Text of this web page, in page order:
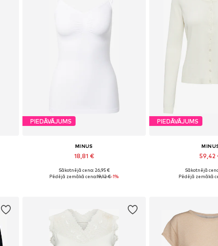
PIEDĀVĀJUMS
MINUS
18,81 €
Pieejamie izmēri: S, M, L
Sākotnējā cena: 26,95 €
Pēdējā zemākā cena:19,12 €-1%
PIEDĀVĀJUMS
59,42
Pieejamie izmēri:
Sākotnējā
Pēdējā zemākā